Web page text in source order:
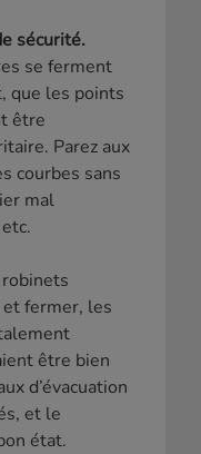
sécurité.
se ferment
que les points
être
Parez aux
courbes sans
mal
fermer, les
être bien
d’évacuation
et le
état.